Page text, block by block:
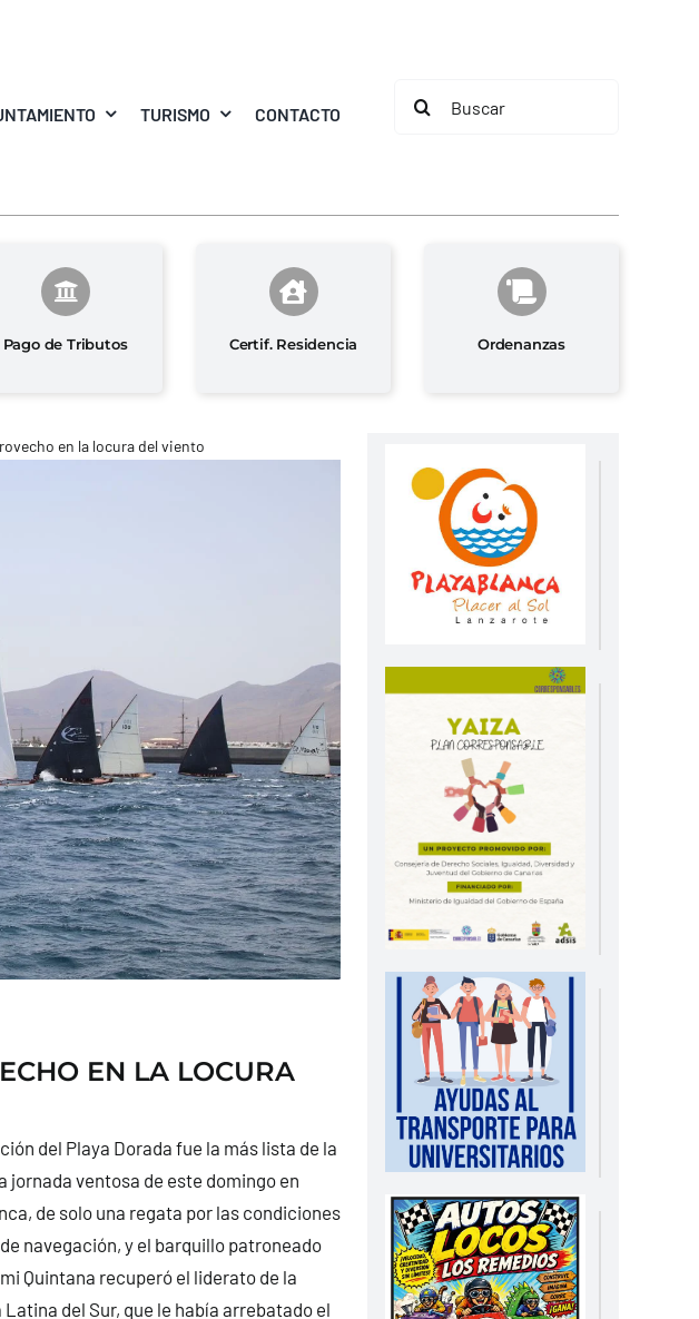
TURISMO CONTACTO
Buscar:
Pago de Tributos Certif. Residencia Ordenanzas
en la locura del viento
EN LA LOCURA
del Playa Dorada fue la más lista de la
jornada ventosa de este domingo en
de solo una regata por las condiciones
navegación, y el barquillo patroneado
Quintana recuperó el liderato de la
Latina del Sur, que le había arrebatado el